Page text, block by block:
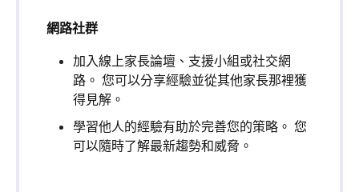
網路社群
加入線上家長論壇、支援小組或社交網
路。 您可以分享經驗並從其他家長那裡獲
得見解。
學習他人的經驗有助於完善您的策略。 您
可以隨時了解最新趨勢和威脅。